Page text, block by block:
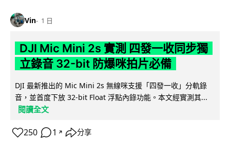
Vin 1 日
DJI Mic Mini 2s 實測 四發一收同步獨
立錄音 32-bit 防爆咪拍片必備
DJI 最新推出的 Mic Mini 2s 無線咪支援「四發一收」分軌錄
音，並首度下放 32-bit Float 浮點內錄功能。本文經實測其...
閱讀全文
250 1 ↗ 分享